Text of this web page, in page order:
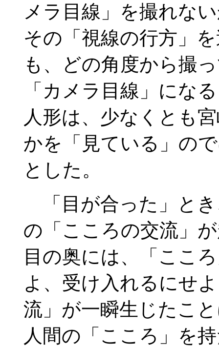
メラ目線」を撮れな
その「視線の行方」
も、どの角度から撮
「カメラ目線」にな
人形は、少なくとも
かを「見ている」の
とした。
「目が合った」と
の「こころの交流」
目の奥には、「ここ
よ、受け入れるにせ
流」が一瞬生じたこ
人間の「こころ」を